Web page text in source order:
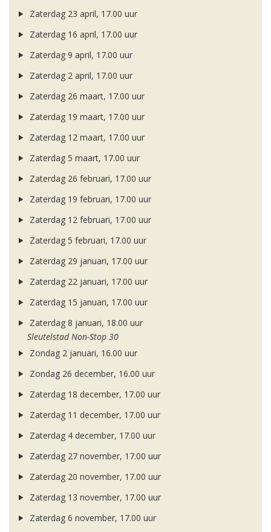
Zaterdag 23 april, 17.00 uur
Zaterdag 16 april, 17.00 uur
Zaterdag 9 april, 17.00 uur
Zaterdag 2 april, 17.00 uur
Zaterdag 26 maart, 17.00 uur
Zaterdag 19 maart, 17.00 uur
Zaterdag 12 maart, 17.00 uur
Zaterdag 5 maart, 17.00 uur
Zaterdag 26 februari, 17.00 uur
Zaterdag 19 februari, 17.00 uur
Zaterdag 12 februari, 17.00 uur
Zaterdag 5 februari, 17.00 uur
Zaterdag 29 januari, 17.00 uur
Zaterdag 22 januari, 17.00 uur
Zaterdag 15 januari, 17.00 uur
Zaterdag 8 januari, 18.00 uur
Sleutelstad Non-Stop 30
Zondag 2 januari, 16.00 uur
Zondag 26 december, 16.00 uur
Zaterdag 18 december, 17.00 uur
Zaterdag 11 december, 17.00 uur
Zaterdag 4 december, 17.00 uur
Zaterdag 27 november, 17.00 uur
Zaterdag 20 november, 17.00 uur
Zaterdag 13 november, 17.00 uur
Zaterdag 6 november, 17.00 uur